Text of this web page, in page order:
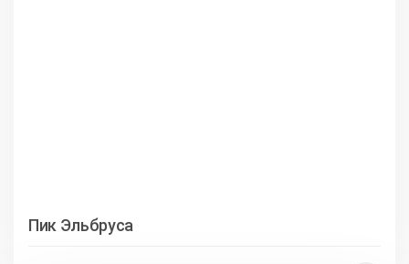
Пик Эльбруса